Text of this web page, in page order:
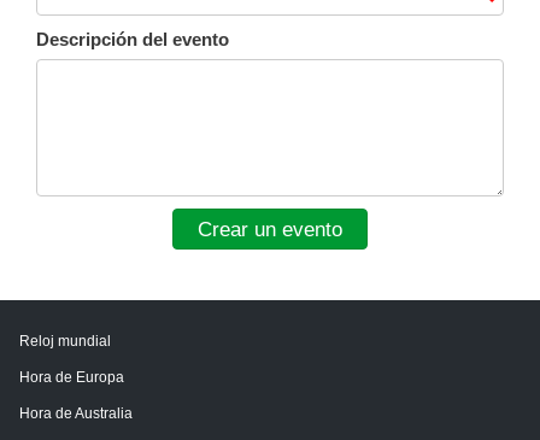
Descripción del evento
Crear un evento
Reloj mundial
Hora de Europa
Hora de Australia